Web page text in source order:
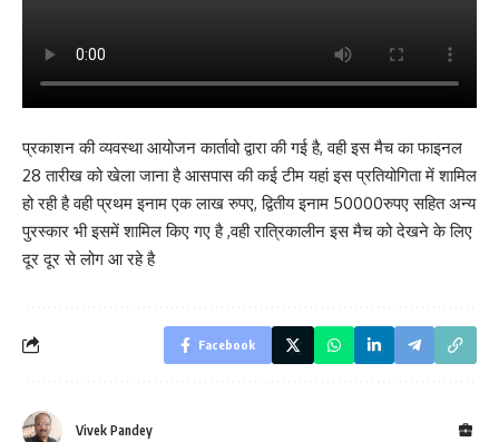
प्रकाशन की व्यवस्था आयोजन कार्तावो द्वारा की गई है, वही इस मैच का फाइनल
28 तारीख को खेला जाना है आसपास की कई टीम यहां इस प्रतियोगिता में शामिल
हो रही है वही प्रथम इनाम एक लाख रुपए, द्वितीय इनाम 50000रुपए सहित अन्य
पुरस्कार भी इसमें शामिल किए गए है ,वही रात्रिकालीन इस मैच को देखने के लिए
दूर दूर से लोग आ रहे है
Facebook
Vivek Pandey